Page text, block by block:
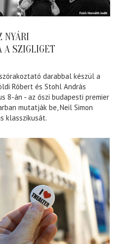
NYÁRI
A SZIGLIGET
darabbal készül a
Róbert és Stohl András
8-án - az őszi budapesti premier
mutatják be, Neil Simon
klasszikusát.